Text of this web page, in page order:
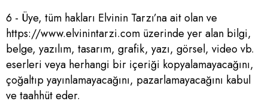
6 - Üye, tüm hakları Elvinin Tarzı’na ait olan ve
https://www.elvinintarzi.com üzerinde yer alan bilgi,
belge, yazılım, tasarım, grafik, yazı, görsel, video vb.
eserleri veya herhangi bir içeriği kopyalamayacağını,
çoğaltıp yayınlamayacağını, pazarlamayacağını kabul
ve taahhüt eder.